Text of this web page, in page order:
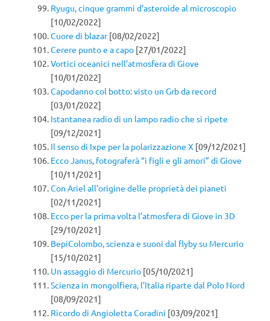
Ryugu, cinque grammi d’asteroide al microscopio
[10/02/2022]
Cuore di blazar[08/02/2022]
Cerere punto e a capo [27/01/2022]
Vortici oceanici nell’atmosfera di Giove
[10/01/2022]
Capodanno col botto: visto un Grb da record
[03/01/2022]
Istantanea radio di un lampo radio che si ripete
[09/12/2021]
Il senso di Ixpe per la polarizzazione X [09/12/2021]
Ecco Janus, fotograferà “i figli e gli amori” di Giove
[10/11/2021]
Con Ariel all’origine delle proprietà dei pianeti
[02/11/2021]
Ecco per la prima volta l’atmosfera di Giove in 3D
[29/10/2021]
BepiColombo, scienza e suoni dal flyby su Mercurio
[15/10/2021]
Un assaggio di Mercurio [05/10/2021]
Scienza in mongolfiera, l’Italia riparte dal Polo Nord
[08/09/2021]
Ricordo di Angioletta Coradini [03/09/2021]